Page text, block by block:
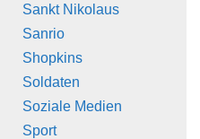
Sankt Nikolaus
Sanrio
Shopkins
Soldaten
Soziale Medien
Sport